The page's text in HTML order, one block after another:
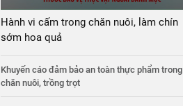
Hành vi cấm trong chăn nuôi, làm chín
sớm hoa quả
Khuyến cáo đảm bảo an toàn thực phẩm trong
chăn nuôi, trồng trọt